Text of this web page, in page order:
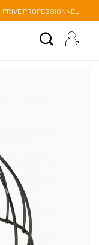
PRIVÉ PROFESSIONNEL